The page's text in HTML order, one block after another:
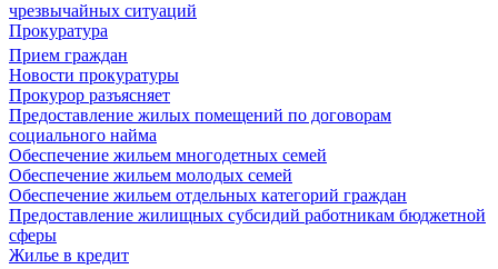
чрезвычайных ситуаций
Прокуратура
Прием граждан
Новости прокуратуры
Прокурор разъясняет
Предоставление жилых помещений по договорам
социального найма
Обеспечение жильем многодетных семей
Обеспечение жильем молодых семей
Обеспечение жильем отдельных категорий граждан
Предоставление жилищных субсидий работникам бюджетной
сферы
Жилье в кредит